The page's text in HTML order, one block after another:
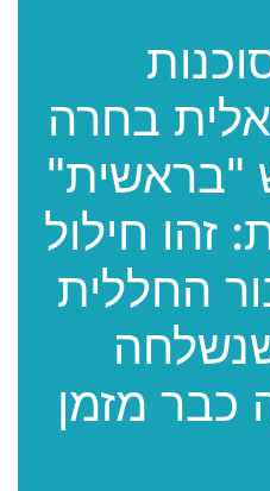
בחרה
"בראשית"
זהו חילול
החללית
כבר מזמן